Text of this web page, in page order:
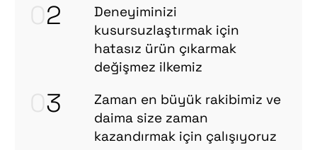
2
Deneyiminizi
kusursuzlaştırmak için
hatasız ürün çıkarmak
değişmez ilkemiz
3
Zaman en büyük rakibimiz ve
daima size zaman
kazandırmak için çalışıyoruz